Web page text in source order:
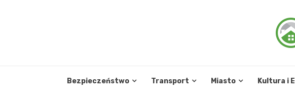
Bezpieczeństwo Transport Miasto Kultura i